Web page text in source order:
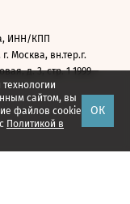
сайтом, вы
файлов cookie
Политикой в
ОК
ИНН/КПП
г. Москва, вн.тер.г.
д. 3, стр. 1 1999—